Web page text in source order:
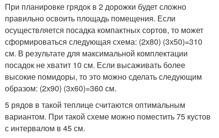
При планировке грядок в 2 дорожки будет сложно
правильно освоить площадь помещения. Если
осуществляется посадка компактных сортов, то может
сформироваться следующая схема: (2х80) (3х50)=310
см. В результате для максимальной комплектации
посадок не хватит 10 см. Если высаживать более
высокие помидоры, то это можно сделать следующим
образом: (2х90) (3х60)=360 см.
5 рядов в такой теплице считаются оптимальным
вариантом. При такой схеме можно поместить 75 кустов
с интервалом в 45 см.